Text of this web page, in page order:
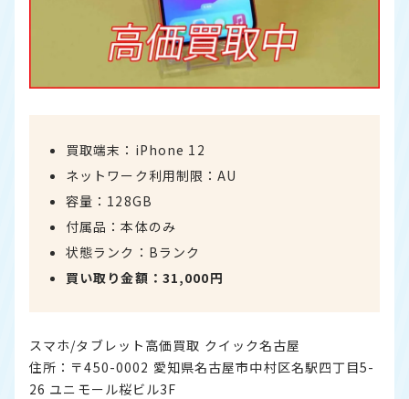
買取端末：iPhone 12
ネットワーク利用制限：AU
容量：128GB
付属品：本体のみ
状態ランク：Bランク
買い取り金額：31,000円
スマホ/タブレット高価買取 クイック名古屋
住所：〒450-0002 愛知県名古屋市中村区名駅四丁目5-
26 ユニモール桜ビル3F